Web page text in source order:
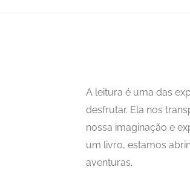
A leitura é uma das
desfrutar. Ela nos
nossa imaginação e
um livro, estamos
aventuras.